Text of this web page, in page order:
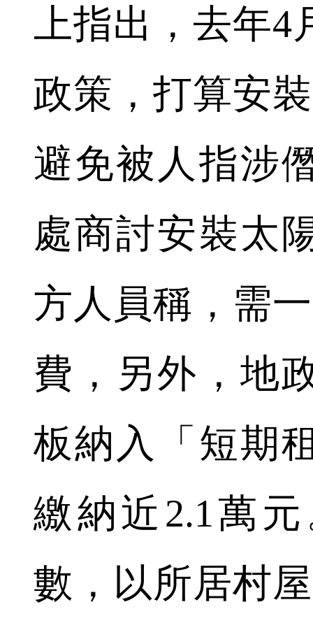
上指出，去年
政策，打算安
避免被人指涉
處商討安裝太
方人員稱，需
費，另外，地
板納入「短期
繳納近2.1萬
數，以所居村